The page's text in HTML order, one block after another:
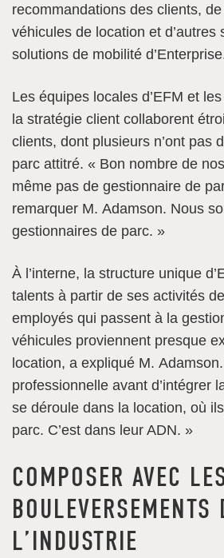
recommandations des clients,
véhicules de location et d’autres
solutions de mobilité
Les équipes locales d’EFM et
la stratégie client collaborent
clients, dont plusieurs n’ont pas
parc attitré. « Bon nombre de
même pas de gestionnaire de
remarquer M. Adamson. Nous
gestionnaires de parc. »
À l’interne, la structure unique
talents à partir de ses activités
employés qui passent à la
véhicules proviennent presque
location, a expliqué M.
professionnelle avant d’intégrer
se déroule dans la location, où
parc. C’est dans leur ADN. »
COMPOSER AVEC
BOULEVERSEMENTS
L’INDUSTRIE